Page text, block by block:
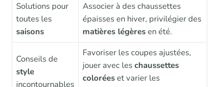
Solutions pour
toutes les
saisons
Associer à des chaussettes
épaisses en hiver, privilégier des
matières légèresen été.
Conseils de
style
incontournables
Favoriser les coupes ajustées,
jouer avec leschaussettes
coloréeset varier les